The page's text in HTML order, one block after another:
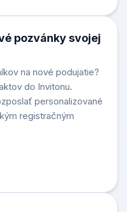
pozvánky svojej
na nové podujatie?
do Invitonu.
personalizované
registračným